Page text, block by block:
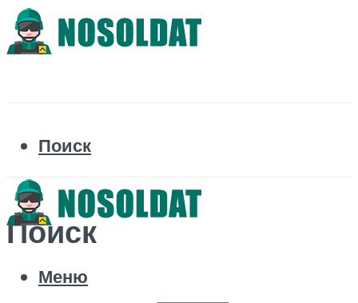
Поиск
Поиск
Меню